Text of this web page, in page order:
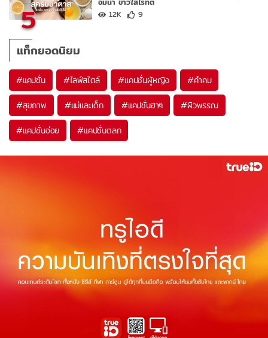
5 12K 9
แท็กยอดนิยม
#แคปชั่น #ไลฟ์สไตล์ #แคปชั่นผู้หญิง #คำคม
#สุขภาพ #แม่และเด็ก #แคปชั่นฮาๆ #ผิวพรรณ
#แคปชั่นอ่อย #แคปชั่นตลก